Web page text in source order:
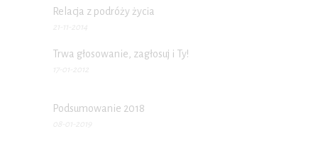
Relacja z podróży życia
21-11-2014
Trwa głosowanie, zagłosuj i Ty!
17-01-2012
Podsumowanie 2018
08-01-2019